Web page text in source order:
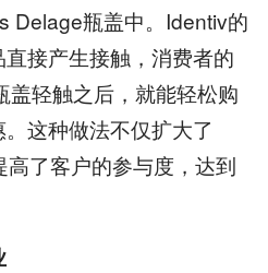
Delage瓶盖中。Identiv的
接产生接触，消费者的
轻触之后，就能轻松购
这种做法不仅扩大了
了客户的参与度，达到